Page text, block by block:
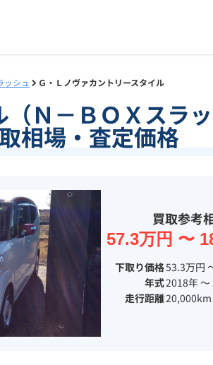
ッシュ Ｇ・Ｌノヴァカントリースタイル
Ｎ－ＢＯＸスラ
相場・査定価格
買取参考
57.3万円 〜
下取り価格53.3万円
年式2018年
走行距離